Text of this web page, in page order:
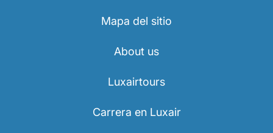
Mapa del sitio
About us
Luxairtours
Carrera en Luxair